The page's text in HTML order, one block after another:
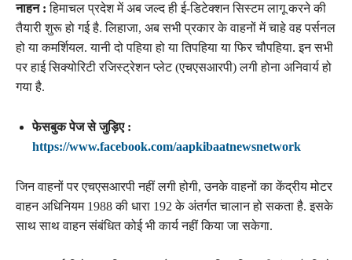
नाहन : हिमाचल प्रदेश में अब जल्द ही ई-डिटेक्शन सिस्टम लागू करने की
तैयारी शुरू हो गई है. लिहाजा, अब सभी प्रकार के वाहनों में चाहे वह पर्सनल
हो या कमर्शियल. यानी दो पहिया हो या तिपहिया या फिर चौपहिया. इन सभी
पर हाई सिक्योरिटी रजिस्ट्रेशन प्लेट (एचएसआरपी) लगी होना अनिवार्य हो
गया है.
फेसबुक पेज से जुड़िए :
https://www.facebook.com/aapkibaatnewsnetwork
जिन वाहनों पर एचएसआरपी नहीं लगी होगी, उनके वाहनों का केंद्रीय मोटर
वाहन अधिनियम 1988 की धारा 192 के अंतर्गत चालान हो सकता है. इसके
साथ साथ वाहन संबंधित कोई भी कार्य नहीं किया जा सकेगा.